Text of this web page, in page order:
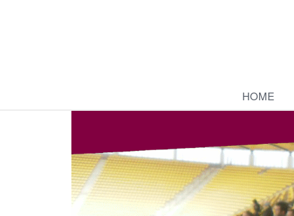
HOME